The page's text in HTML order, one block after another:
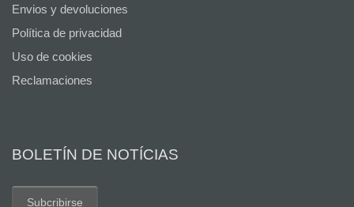
Envios y devoluciones
Política de privacidad
Uso de cookies
Reclamaciones
BOLETÍN DE NOTÍCIAS
Subcribirse